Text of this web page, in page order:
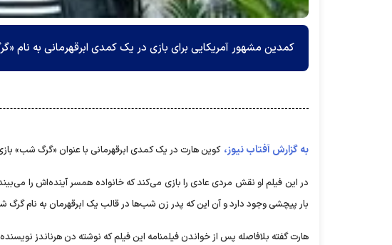
کمدین مشهور آمریکایی برای بازی در یک کمدی ابرقهرمانی به نام
به گزارش آفتاب نیوز، کوین هارت در یک کمدی ابرقهرمانی با عنوان «گرگ شب»
در این فیلم او نقش مردی عادی را بازی می‌کند که خانواده همسر آینده‌اش را
بار پیچشی وجود دارد و آن این که پدر زن شب‌ها در قالب یک ابرقهرمان به نام
هارت گفته بلافاصله پس از خواندن فیلمنامه این فیلم که نوشته دن هرناندز